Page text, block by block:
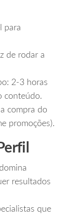
para
de rodar a
2‑3 horas
conteúdo.
compra do
promoções).
resultados
que